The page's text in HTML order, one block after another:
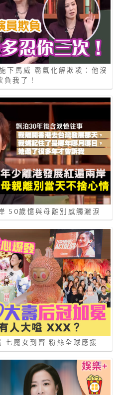
下馬威 霸氣化解欺凌：他沒
負我了！
50歲憶與母離別感觸灑淚
七魔女到齊 粉絲全球應援